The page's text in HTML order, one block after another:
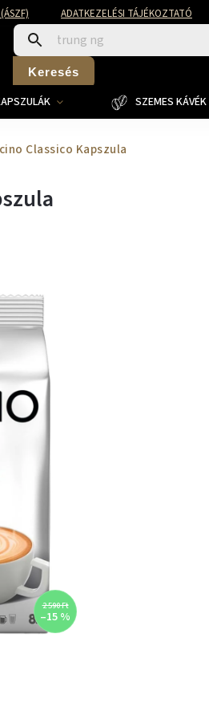
ADATKEZELÉSI TÁJÉKOZTATÓ
Keresés
SZEMES KÁVÉK
Classico Kapszula
2 590 Ft
–15 %